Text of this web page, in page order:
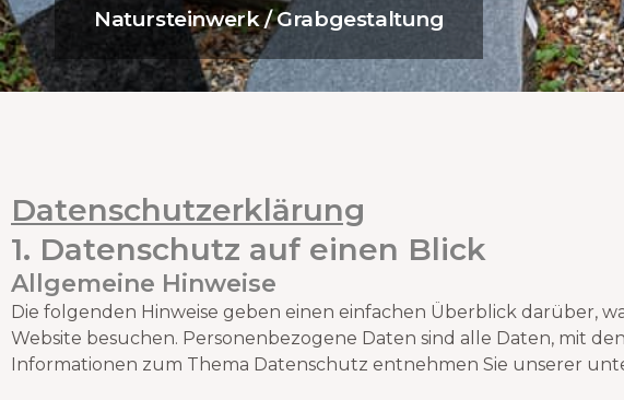
Natursteinwerk / Grabgestaltung
Datenschutz­erklärung
1. Datenschutz auf einen Blick
Allgemeine Hinweise
Die folgenden Hinweise geben einen einfachen Überblick darüber,
Website besuchen. Personenbezogene Daten sind alle Daten, mit
Informationen zum Thema Datenschutz entnehmen Sie unserer